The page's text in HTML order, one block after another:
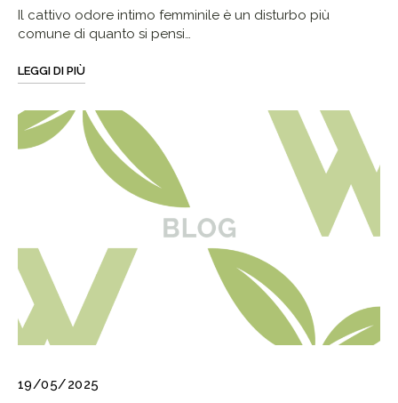
Il cattivo odore intimo femminile è un disturbo più
comune di quanto si pensi…
LEGGI DI PIÙ
19/05/2025